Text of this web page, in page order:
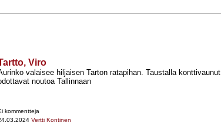
Viro
valaisee hiljaisen Tarton ratapihan. Taustalla konttivaunut
noutoa Tallinnaan
kommentteja
Vertti Kontinen